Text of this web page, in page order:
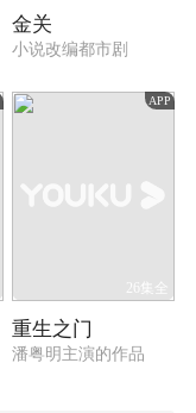
金关
小说改编都市剧
APP
26集全
重生之门
潘粤明主演的作品